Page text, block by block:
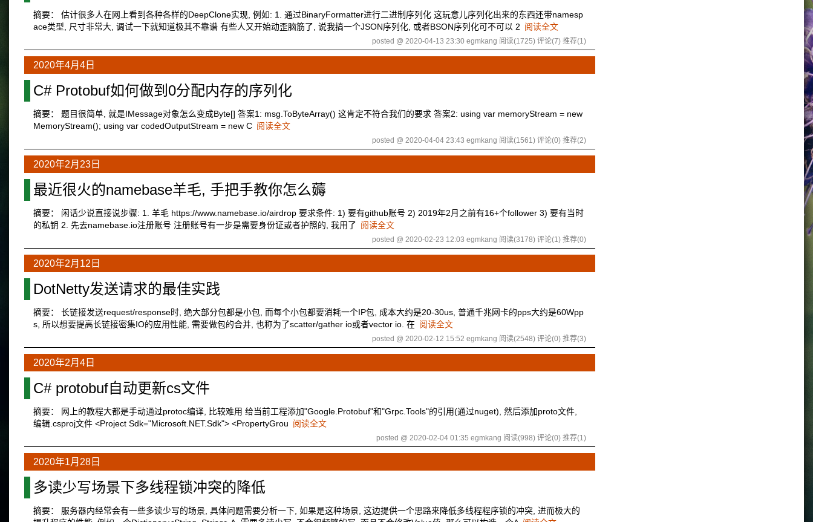
摘要： 估计很多人在网上看到各种各样的DeepClone实现, 例如: 1. 通过BinaryFormatter进行二进制序列化 这玩意儿序列化出来的东西还带namesp
ace类型, 尺寸非常大, 调试一下就知道极其不靠谱 有些人又开始动歪脑筋了, 说我搞一个JSON序列化, 或者BSON序列化可不可以 2 阅读全文
posted @ 2020-04-13 23:30 egmkang 阅读(1725) 评论(7) 推荐(1)
2020年4月4日
C# Protobuf如何做到0分配内存的序列化
摘要： 题目很简单, 就是IMessage对象怎么变成Byte[] 答案1: msg.ToByteArray() 这肯定不符合我们的要求 答案2: using var memoryStream = new
MemoryStream(); using var codedOutputStream = new C 阅读全文
posted @ 2020-04-04 23:43 egmkang 阅读(1561) 评论(0) 推荐(2)
2020年2月23日
最近很火的namebase羊毛, 手把手教你怎么薅
摘要： 闲话少说直接说步骤: 1. 羊毛 https://www.namebase.io/airdrop 要求条件: 1) 要有github账号 2) 2019年2月之前有16+个follower 3) 要有当时
的私钥 2. 先去namebase.io注册账号 注册账号有一步是需要身份证或者护照的, 我用了 阅读全文
posted @ 2020-02-23 12:03 egmkang 阅读(3178) 评论(1) 推荐(0)
2020年2月12日
DotNetty发送请求的最佳实践
摘要： 长链接发送request/response时, 绝大部分包都是小包, 而每个小包都要消耗一个IP包, 成本大约是20-30us, 普通千兆网卡的pps大约是60Wpp
s, 所以想要提高长链接密集IO的应用性能, 需要做包的合并, 也称为了scatter/gather io或者vector io. 在 阅读全文
posted @ 2020-02-12 15:52 egmkang 阅读(2548) 评论(0) 推荐(3)
2020年2月4日
C# protobuf自动更新cs文件
摘要： 网上的教程大都是手动通过protoc编译, 比较难用 给当前工程添加"Google.Protobuf"和"Grpc.Tools"的引用(通过nuget), 然后添加proto文件,
编辑.csproj文件 <Project Sdk="Microsoft.NET.Sdk"> <PropertyGrou 阅读全文
posted @ 2020-02-04 01:35 egmkang 阅读(998) 评论(0) 推荐(1)
2020年1月28日
多读少写场景下多线程锁冲突的降低
摘要： 服务器内经常会有一些多读少写的场景, 具体问题需要分析一下, 如果是这种场景, 这边提供一个思路来降低多线程程序锁的冲突, 进而极大的